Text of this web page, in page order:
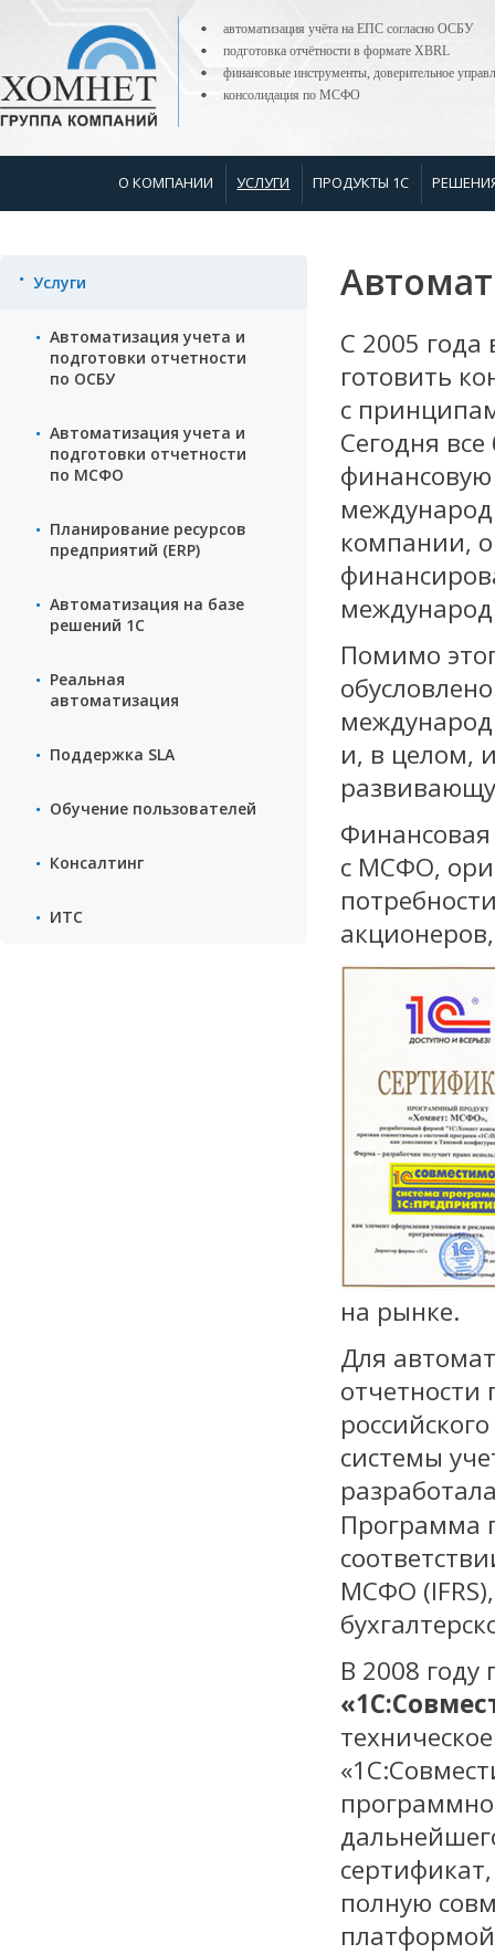
автоматизация учёта на ЕПС согласно ОСБУ
подготовка отчётности в формате XBRL
финансовые инструменты, доверительное
консолидация по МСФО
О КОМПАНИИ УСЛУГИ ПРОДУКТЫ 1С
Услуги
Автоматизация учета и
подготовки отчетности
по ОСБУ
Автоматизация учета и
подготовки отчетности
по МСФО
Планирование ресурсов
предприятий (ERP)
Автоматизация на базе
решений 1С
Реальная
автоматизация
Поддержка SLA
Обучение пользователей
Консалтинг
ИТС
С 2005
готовить
с
Сегодня
финансовую
компании,
Помимо
и, в целом,
Финансовая
с МСФО,
на рынке.
Для
системы
Программа
МСФО (IFRS),
В 2008
полную